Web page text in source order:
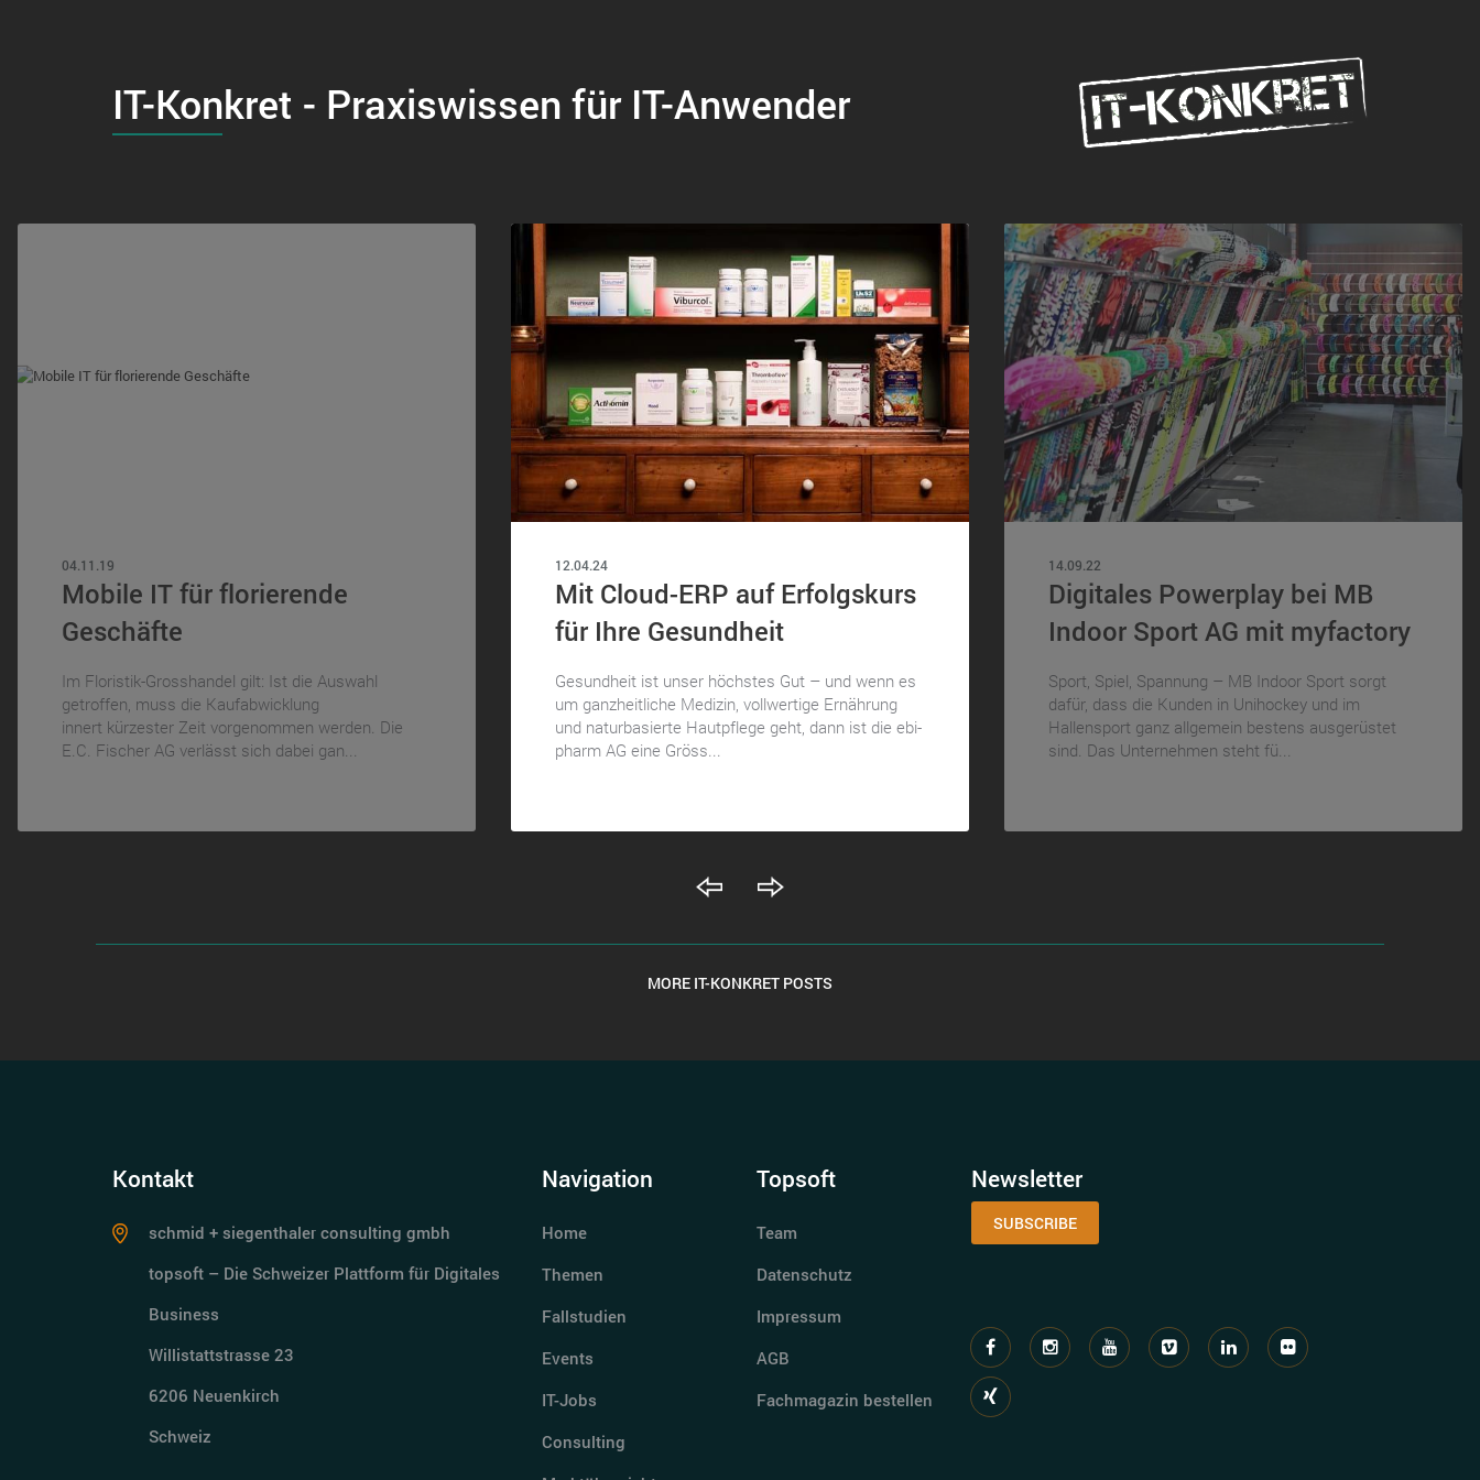
IT-Konkret - Praxiswissen für IT-Anwender
04.11.19
Mobile IT für florierende
Geschäfte
Im Floristik-Grosshandel gilt: Ist die Auswahl
getroffen, muss die Kaufabwicklung
innert kürzester Zeit vorgenommen werden. Die
E.C. Fischer AG verlässt sich dabei gan...
12.04.24
Mit Cloud-ERP auf Erfolgskurs
für Ihre Gesundheit
Gesundheit ist unser höchstes Gut – und wenn es
um ganzheitliche Medizin, vollwertige Ernährung
und naturbasierte Hautpflege geht, dann ist die ebi-
pharm AG eine Gröss...
14.09.22
Digitales Powerplay bei MB
Indoor Sport AG mit myfactory
Sport, Spiel, Spannung – MB Indoor Sport sorgt
dafür, dass die Kunden in Unihockey und im
Hallensport ganz allgemein bestens ausgerüstet
sind. Das Unternehmen steht fü...
MORE IT-KONKRET POSTS
Kontakt
schmid + siegenthaler consulting gmbh
topsoft – Die Schweizer Plattform für Digitales
Business
Willistattstrasse 23
6206 Neuenkirch
Schweiz
Navigation
Home
Themen
Fallstudien
Events
IT-Jobs
Consulting
Topsoft
Team
Datenschutz
Impressum
AGB
Fachmagazin bestellen
Newsletter
SUBSCRIBE